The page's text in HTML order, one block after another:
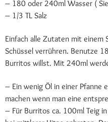
– 180 oder 240ml Wasser (
– 1/3 TL Salz
Einfach alle Zutaten mit einem
Schüssel verrühren. Benutze
Burritos willst. Mit 240ml
– Ein wenig Öl in einer Pfanne
machen wenn man eine
– Für Burritos ca. 100ml Teig